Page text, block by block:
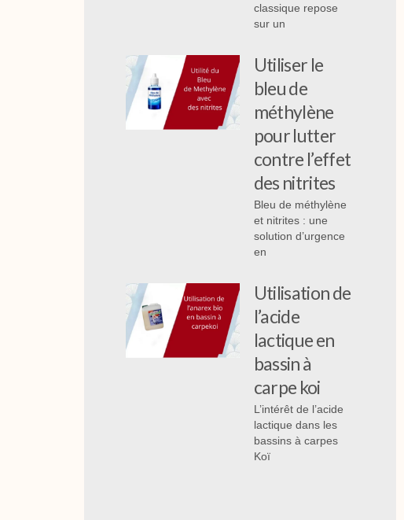
classique repose
sur un
Utiliser le
bleu de
méthylène
pour lutter
contre l’effet
des nitrites
Bleu de méthylène
et nitrites : une
solution d’urgence
en
Utilisation de
l’acide
lactique en
bassin à
carpe koi
L’intérêt de l’acide
lactique dans les
bassins à carpes
Koï